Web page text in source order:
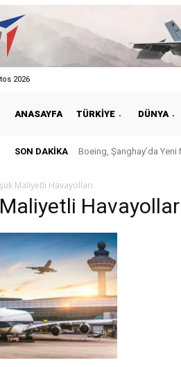
2026
ANASAYFA TÜRKIYE DÜNYA
SON DAKIKA Boeing, Şanghay’da Yeni
Maliyetli Havayolları